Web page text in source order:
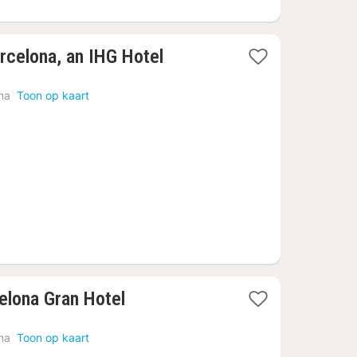
an IHG Hotel
Toon op kaart
Gran Hotel
Toon op kaart